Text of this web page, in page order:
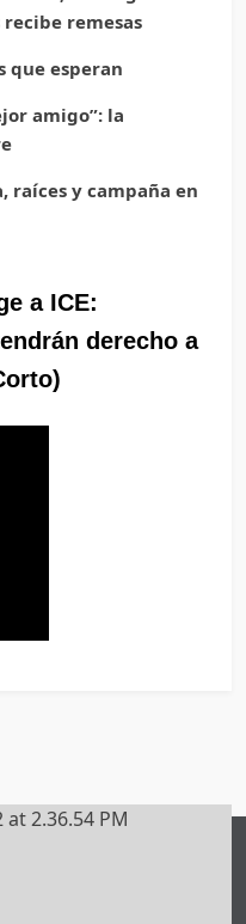
remesas
que esperan
amigo”: la
raíces y campaña en
a ICE:
derecho a